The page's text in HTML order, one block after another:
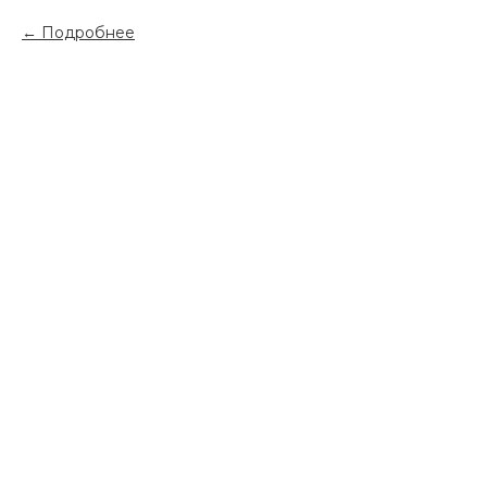
Подробнее